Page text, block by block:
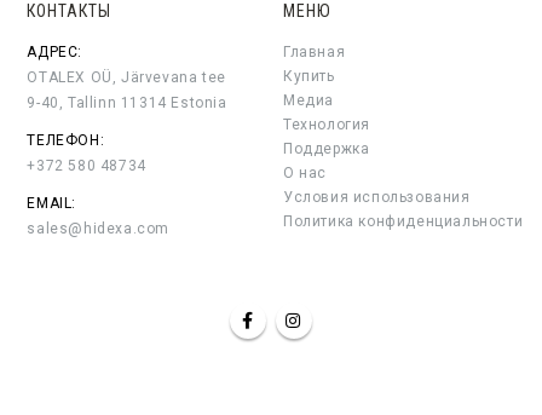
КОНТАКТЫ
АДРЕС:
OTALEX OÜ, Järvevana tee
9-40, Tallinn 11314 Estonia
ТЕЛЕФОН:
+372 580 48734
EMAIL:
sales@hidexa.com
МЕНЮ
Главная
Купить
Медиа
Технология
Поддержка
О нас
Условия использования
Политика конфиденциальности